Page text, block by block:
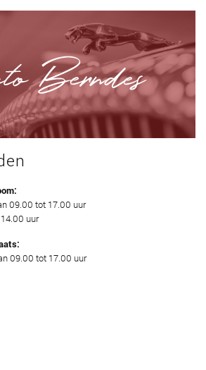
09.00 tot 17.00 uur
uur
09.00 tot 17.00 uur